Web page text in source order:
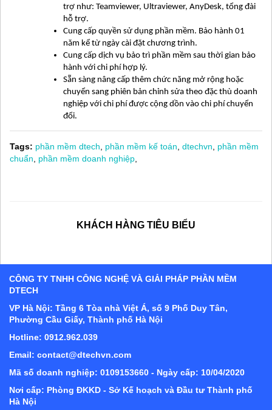
trợ như: Teamviewer, Ultraviewer, AnyDesk, tổng đài
hỗ trợ.
Cung cấp quyền sử dụng phần mềm. Bảo hành 01
năm kể từ ngày cài đặt chương trình.
Cung cấp dịch vụ bảo trì phần mềm sau thời gian bảo
hành với chi phí hợp lý.
Sẵn sàng nâng cấp thêm chức năng mở rộng hoặc
chuyển sang phiên bản chỉnh sửa theo đặc thù doanh
nghiệp với chi phí được cộng dồn vào chi phí chuyển
đổi.
Tags: phần mềm dtech phần mềm kế toán dtechvn
phần mềm
chuẩn
phần mềm doanh nghiệp
KHÁCH HÀNG TIÊU BIỂU
CÔNG TY TNHH CÔNG NGHỆ VÀ GIẢI PHÁP PHẦN MỀM
DTECH
VP Hà Nội: Tầng 6 Tòa nhà Việt Á, số 9 Phố Duy Tân,
Phường Cầu Giấy, Thành phố Hà Nội
Hotline: 0912.962.039
Email: contact@dtechvn.com
Mã số doanh nghiệp: 0109153660 - Ngày cấp: 10/04/2020
Nơi cấp: Phòng ĐKKD - Sở Kế hoạch và Đầu tư Thành phố
Hà Nội